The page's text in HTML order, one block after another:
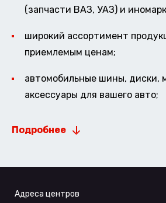
(запчасти ВАЗ, УАЗ) и
широкий ассортимент
приемлемым ценам;
автомобильные шины, диски,
аксессуары для вашего авто;
Подробнее
Адреса центров